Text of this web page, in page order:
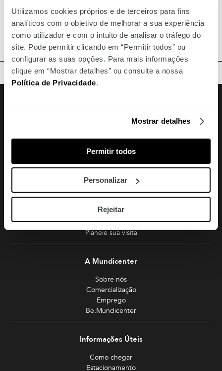
Utilizamos cookies próprios e de terceiros para fins
analíticos com o objetivo de melhorar a sua experiência
como utilizador e com o intuito de analisar o tráfego do
site. Pode permitir clicando em “Permitir todos” ou
configurar as suas opções. Para mais informações
clique em “Mostrar detalhes” ou consulte a nossa
Política de Privacidade.
Mostrar detalhes
Permitir todos
Personalizar
Rejeitar
TOPO
213 810 200 (chamada rede fixa nacional)
amoreiras-shopping@mundicenter.pt
Av. Eng. Duarte Pacheco
Turismo
Miradouro
Planeie sua visita
A Mundicenter
Sobre nós
Comercialização
Emprego
Be.Mundicenter
Informações Úteis
Como chegar
Estacionamento